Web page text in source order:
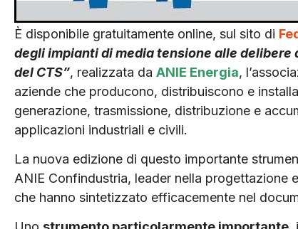
È disponibile gratuitamente online, sul sito di
degli impianti di media tensione alle delibere
del CTS”, realizzata da ANIE Energia,
aziende che producono, distribuiscono e
generazione, trasmissione, distribuzione e
applicazioni industriali e civili.
La nuova edizione di questo importante
ANIE Confindustria, leader nella progettazione
che hanno sintetizzato efficacemente nel